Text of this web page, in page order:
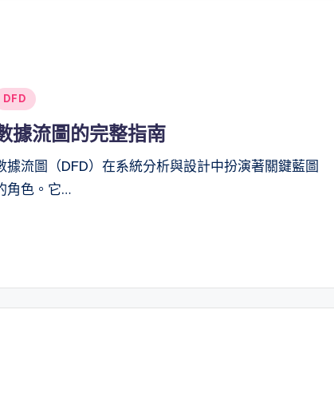
DFD
據流圖的完整指南
據流圖（DFD）在系統分析與設計中扮演著關鍵藍圖
角色。它…